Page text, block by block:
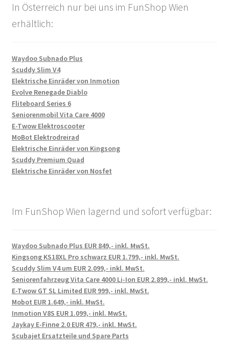
In Österreich nur bei uns im FunShop Wien
erhältlich:
Waydoo Subnado Plus
Scuddy Slim V4
Elektrische Einräder von Inmotion
Evolve Renegade Diablo
Fliteboard Series 6
Seniorenmobil Vita Care 4000
E-Twow Elektroscooter
MoBot Elektrodreirad
Elektrische Einräder von Kingsong
Scuddy Premium Quad
Elektrische Einräder von Nosfet
Im FunShop Wien lagernd und sofort verfügbar:
Waydoo Subnado Plus EUR 849,- inkl. MwSt.
Kingsong KS18XL Pro schwarz EUR 1.799,- inkl. MwSt.
Scuddy Slim V4 um EUR 2.099,- inkl. MwSt.
Seniorenfahrzeug Vita Care 4000 Li-Ion EUR 2.899,- inkl. MwSt.
E-Twow GT SL Limited EUR 999,- inkl. MwSt.
Mobot EUR 1.649,- inkl. MwSt.
Inmotion V8S EUR 1.099,- inkl. MwSt.
Jaykay E-Finne 2.0 EUR 479,- inkl. MwSt.
Scubajet Ersatzteile und Spare Parts